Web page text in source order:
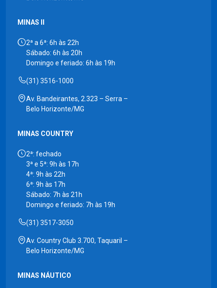
MINAS II
2ª a 6ª: 6h às 22h
Sábado: 6h às 20h
Domingo e feriado: 6h às 19h
(31) 3516-1000
Av. Bandeirantes, 2.323 – Serra –
Belo Horizonte/MG
MINAS COUNTRY
2ª: fechado
3ª e 5ª: 9h às 17h
4ª: 9h às 22h
6ª: 9h às 17h
Sábado: 7h às 21h
Domingo e feriado: 7h às 19h
(31) 3517-3050
Av. Country Club 3.700, Taquaril –
Belo Horizonte/MG
MINAS NÁUTICO